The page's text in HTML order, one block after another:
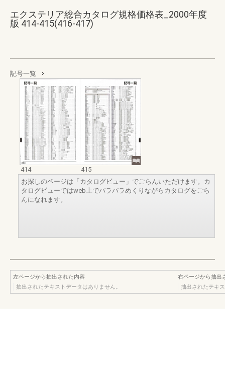
エクステリア総合カタログ規格価格表_2000年度
版 414-415(416-417)
記号一覧
414
415
お探しのページは「カタログビュー」でごらんいただけます。カ
タログビューではweb上でパラパラめくりながらカタログをごら
んになれます。
左ページから抽出された内容
抽出されたテキストデータはありません。
右ページから抽出
抽出されたテキ